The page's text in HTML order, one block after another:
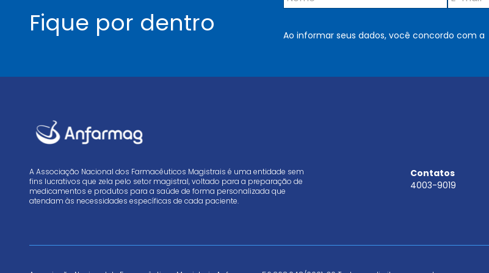
Fique por dentro
o
*
-
i
Ao informar seus dados, você concordo com a
A Associação Nacional dos Farmacêuticos Magistrais é uma entidade sem
fins lucrativos que zela pelo setor magistral, voltado para a preparação de
medicamentos e produtos para a saúde de forma personalizada que
atendam às necessidades específicas de cada paciente.
Contatos
4003-9019